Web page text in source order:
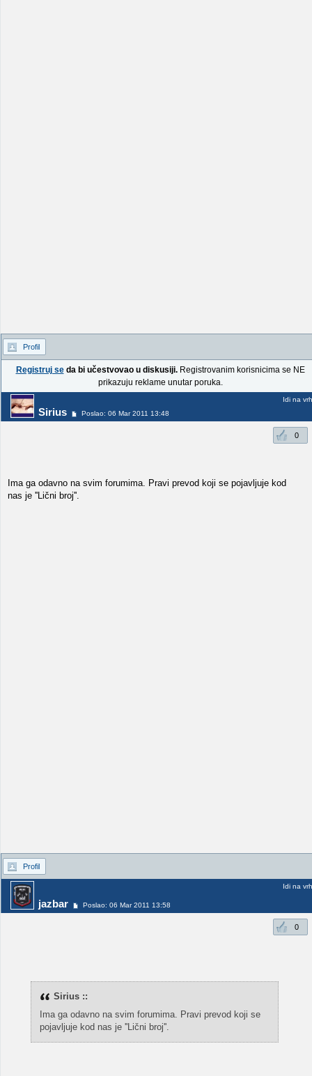
Profil
Registruj seda bi učestvovao u diskusiji.Registrovanim korisnicima se NE
prikazuju reklame unutar poruka.
Sirius Poslao: 06 Mar 2011 13:48
Idi na vrh
0
Ima ga odavno na svim forumima. Pravi prevod koji se pojavljuje kod
nas je ''Lični broj''.
Profil
jazbar Poslao: 06 Mar 2011 13:58
Idi na vrh
0
Sirius ::
Ima ga odavno na svim forumima. Pravi prevod koji se
pojavljuje kod nas je ''Lični broj''.